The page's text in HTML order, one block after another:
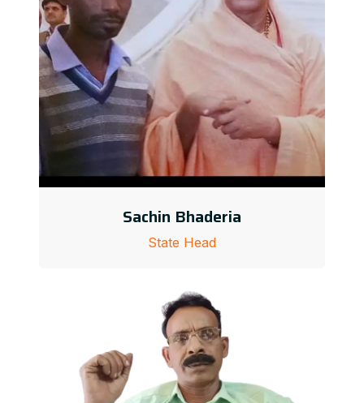
Sachin Bhaderia
State Head